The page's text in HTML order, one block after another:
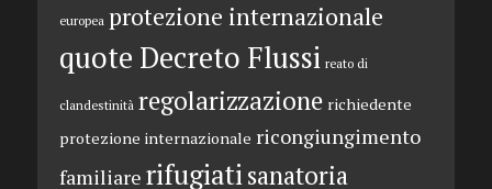
europea protezione internazionale
quote Decreto Flussi reato di
clandestinità regolarizzazione richiedente
protezione internazionale ricongiungimento
familiare rifugiatisanatoria